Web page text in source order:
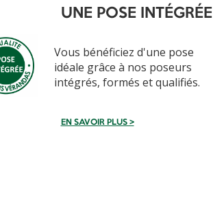
UNE POSE INTÉGRÉE
Vous bénéficiez d'une pose
idéale grâce à nos poseurs
intégrés, formés et qualifiés.
EN SAVOIR PLUS >